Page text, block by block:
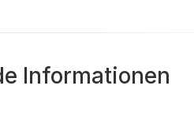
Informationen